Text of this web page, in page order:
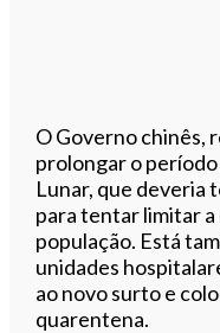
O Governo chinês,
prolongar o
Lunar, que deveria
para tentar limitar
população. Está
unidades
ao novo surto e
quarentena.